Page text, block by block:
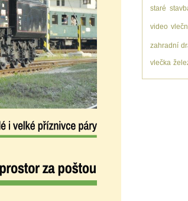
staré
video
zahradní
vlečka